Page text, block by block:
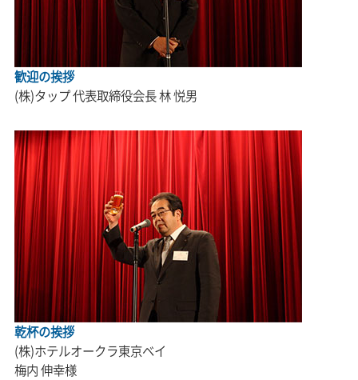
歓迎の挨拶
(株)タップ 代表取締役会長 林 悦男
乾杯の挨拶
(株)ホテルオークラ東京ベイ
梅内 伸幸様